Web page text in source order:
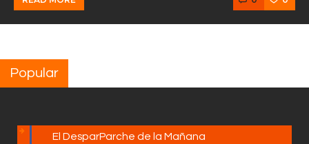
Popular
El DesparParche de la Mañana